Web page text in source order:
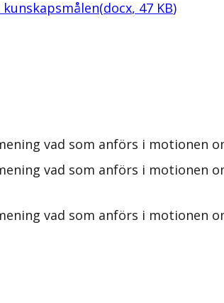
(docx, 47 KB)
vad som anförs i
vad som anförs i
vad som anförs i motionen